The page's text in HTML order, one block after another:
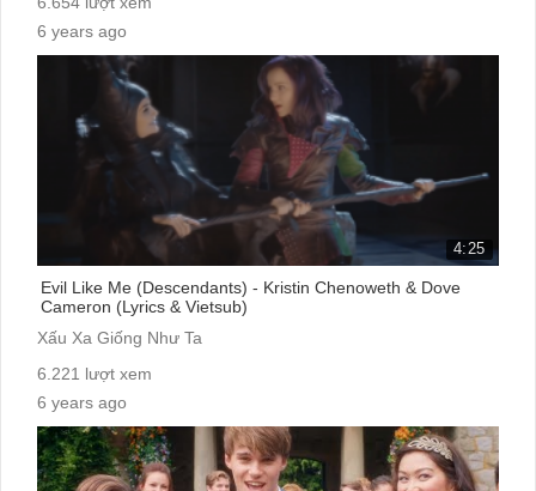
6 years ago
cc:
4:25
Evil Like Me (Descendants) - Kristin Chenoweth & Dove
Cameron (Lyrics & Vietsub)
Xấu Xa Giống Như Ta
6.221 lượt xem
6 years ago
cc: